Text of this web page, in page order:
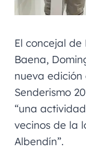
El concejal
Baena,
nueva
Senderismo
“una
vecinos de la
Albendín”.